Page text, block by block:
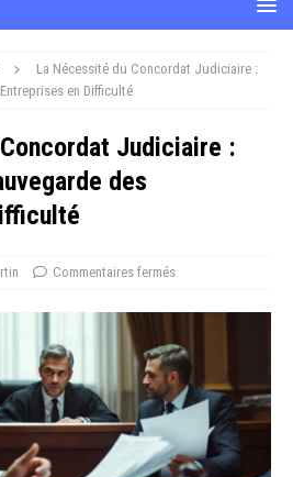
La Nécessité du Concordat Judiciaire :
en Difficulté
Judiciaire :
des
Commentaires fermés